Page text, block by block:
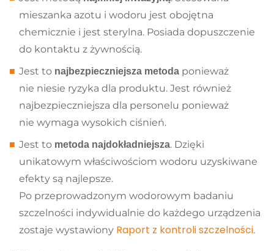
mieszanka azotu i wodoru jest obojętna
chemicznie i jest sterylna. Posiada dopuszczenie
do kontaktu z żywnością.
Jest to najbezpieczniejsza metoda ponieważ
nie niesie ryzyka dla produktu. Jest również
najbezpieczniejsza dla personelu ponieważ
nie wymaga wysokich ciśnień.
Jest to metoda najdokładniejsza. Dzięki
unikatowym właściwościom wodoru uzyskiwane
efekty są najlepsze.
Po przeprowadzonym wodorowym badaniu
szczelności indywidualnie do każdego urządzenia
zostaje wystawiony Raport z kontroli szczelności.